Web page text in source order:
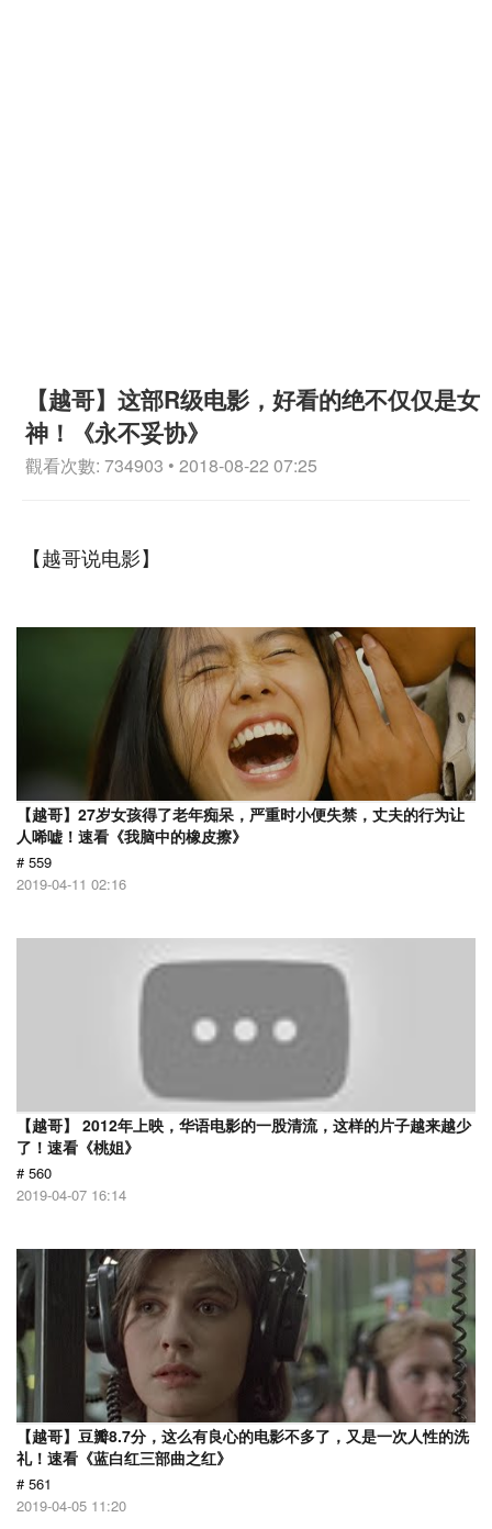
【越哥】这部R级电影，好看的绝不仅仅是女
神！《永不妥协》
觀看次數: 734903 • 2018-08-22 07:25
【越哥说电影】
【越哥】27岁女孩得了老年痴呆，严重时小便失禁，丈夫的行为让
人唏嘘！速看《我脑中的橡皮擦》
# 559
2019-04-11 02:16
【越哥】 2012年上映，华语电影的一股清流，这样的片子越来越少
了！速看《桃姐》
# 560
2019-04-07 16:14
【越哥】豆瓣8.7分，这么有良心的电影不多了，又是一次人性的洗
礼！速看《蓝白红三部曲之红》
# 561
2019-04-05 11:20